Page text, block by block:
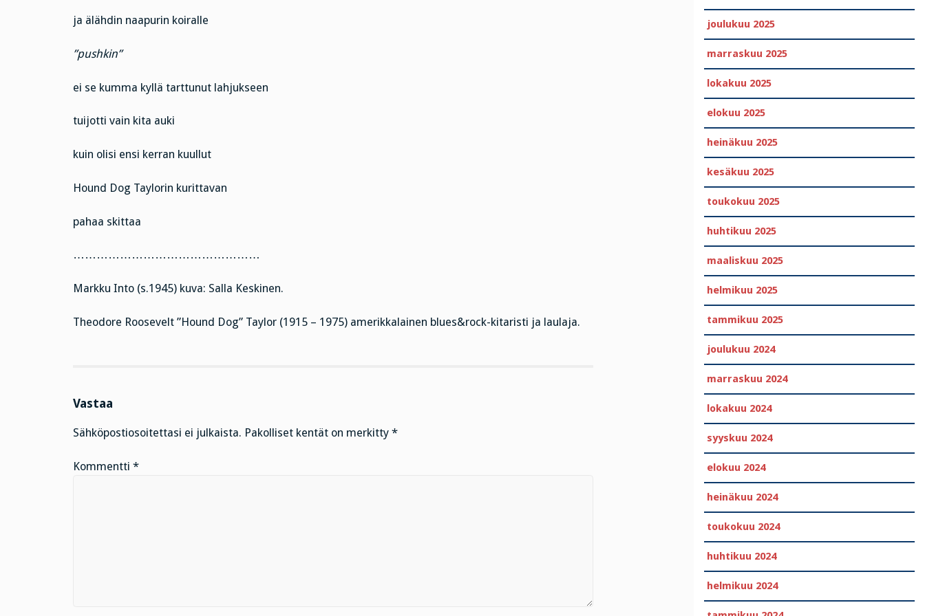
ja älähdin naapurin koiralle
”pushkin”
ei se kumma kyllä tarttunut lahjukseen
tuijotti vain kita auki
kuin olisi ensi kerran kuullut
Hound Dog Taylorin kurittavan
pahaa skittaa
…………………………………………
Markku Into (s.1945) kuva: Salla Keskinen.
Theodore Roosevelt ”Hound Dog” Taylor (1915 – 1975) amerikkalainen blues&rock-kitaristi ja laulaja.
Vastaa
Sähköpostiosoitettasi ei julkaista. Pakolliset kentät on merkitty *
Kommentti *
joulukuu 2025
marraskuu 2025
lokakuu 2025
elokuu 2025
heinäkuu 2025
kesäkuu 2025
toukokuu 2025
huhtikuu 2025
maaliskuu 2025
helmikuu 2025
tammikuu 2025
joulukuu 2024
marraskuu 2024
lokakuu 2024
syyskuu 2024
elokuu 2024
heinäkuu 2024
toukokuu 2024
huhtikuu 2024
helmikuu 2024